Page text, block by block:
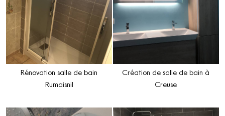
Rénovation salle de bain
Rumaisnil
Création de salle de bain à
Creuse